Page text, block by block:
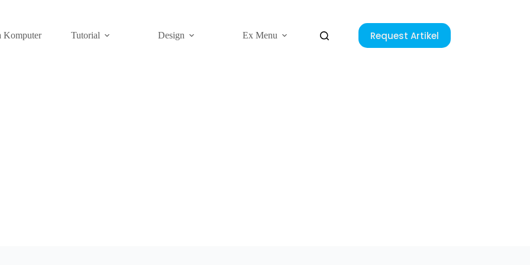
Komputer Tutorial Design Ex Menu Request Artikel